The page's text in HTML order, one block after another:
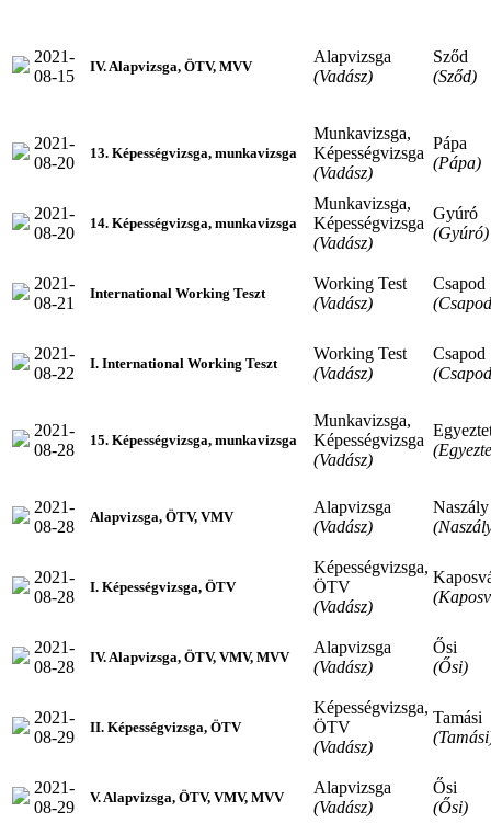
2021-
08-15
IV. Alapvizsga, ÖTV, MVV
Alapvizsga
(Vadász)
Sződ
(Sződ)
2021-
08-20
13. Képességvizsga, munkavizsga
Munkavizsga,
Képességvizsga
(Vadász)
Pápa
(Pápa)
2021-
08-20
14. Képességvizsga, munkavizsga
Munkavizsga,
Képességvizsga
(Vadász)
Gyúró
(Gyúró)
2021-
08-21
International Working Teszt
Working Test
(Vadász)
Csapod
2021-
08-22
I. International Working Teszt
Working Test
(Vadász)
Csapod
2021-
08-28
15. Képességvizsga, munkavizsga
Munkavizsga,
Képességvizsga
(Vadász)
2021-
08-28
Alapvizsga, ÖTV, VMV
Alapvizsga
(Vadász)
Naszály
2021-
08-28
I. Képességvizsga, ÖTV
Képességvizsga,
ÖTV
(Vadász)
2021-
08-28
IV. Alapvizsga, ÖTV, VMV, MVV
Alapvizsga
(Vadász)
Ősi
(Ősi)
2021-
08-29
II. Képességvizsga, ÖTV
Képességvizsga,
ÖTV
(Vadász)
Tamási
2021-
08-29
V. Alapvizsga, ÖTV, VMV, MVV
Alapvizsga
(Vadász)
Ősi
(Ősi)